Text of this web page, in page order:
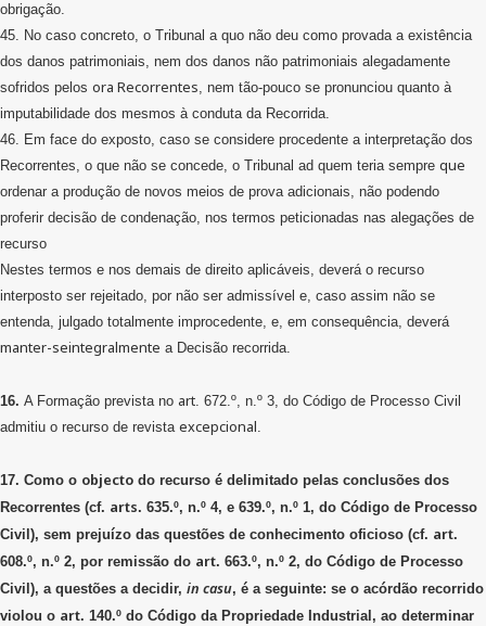
obrigação.
45. No caso concreto, o Tribunal a quo não deu como provada a existência
dos danos patrimoniais, nem dos danos não patrimoniais alegadamente
sofridos pelos ora Recorrentes, nem tão-pouco se pronunciou quanto à
imputabilidade dos mesmos à conduta da Recorrida.
46. Em face do exposto, caso se considere procedente a interpretação dos
Recorrentes, o que não se concede, o Tribunal ad quem teria sempre que
ordenar a produção de novos meios de prova adicionais, não podendo
proferir decisão de condenação, nos termos peticionadas nas alegações de
recurso
Nestes termos e nos demais de direito aplicáveis, deverá o recurso
interposto ser rejeitado, por não ser admissível e, caso assim não se
entenda, julgado totalmente improcedente, e, em consequência, deverá
manter-seintegralmente a Decisão recorrida.
16. A Formação prevista no art. 672.º, n.º 3, do Código de Processo Civil
admitiu o recurso de revista excepcional.
17. Como o objecto do recurso é delimitado pelas conclusões dos
Recorrentes (cf. arts. 635.º, n.º 4, e 639.º, n.º 1, do Código de Processo
Civil), sem prejuízo das questões de conhecimento oficioso (cf. art.
608.º, n.º 2, por remissão do art. 663.º, n.º 2, do Código de Processo
Civil), a questões a decidir, in casu, é a seguinte: se o acórdão recorrido
violou o art. 140.º do Código da Propriedade Industrial, ao determinar